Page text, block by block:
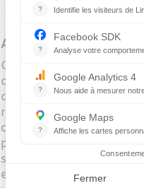
Avoir la bonne
Qui dit technique en
qu’il faut être capable
déshydraté, sans veine
radiographies
chirurgie et en
patients hospitalisés, et
sera fait à la perfection.
et intègre. Elle veille au